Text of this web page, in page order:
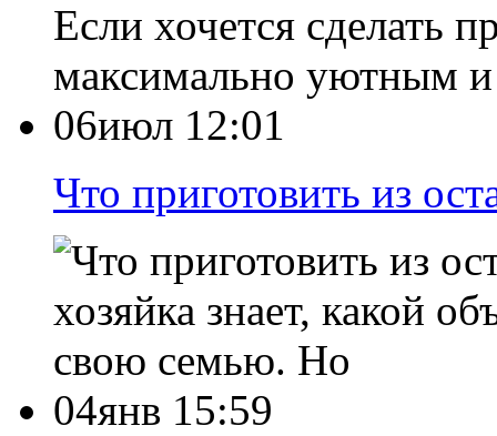
Если хочется сделать
максимально уютным
06июл 12:01
Что приготовить из
хозяйка знает, какой
свою семью. Но
04янв 15:59